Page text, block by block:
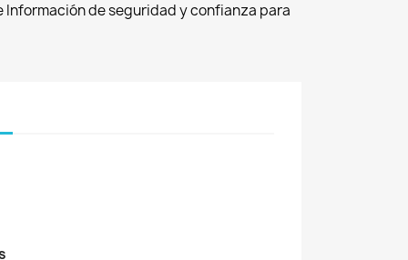
Información de seguridad y confianza para